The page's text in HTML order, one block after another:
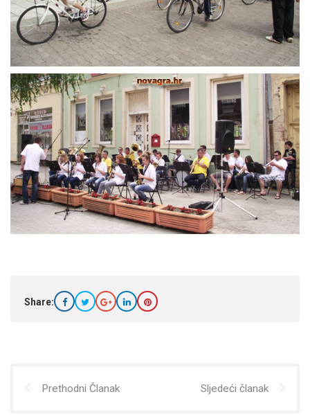
Share:
Prethodni Članak Sljedeći članak